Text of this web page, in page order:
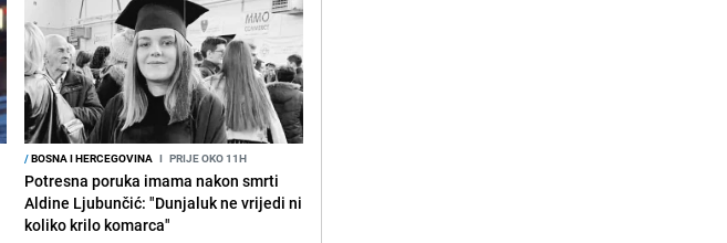
/BOSNA I HERCEGOVINA I PRIJE OKO 11H
Potresna poruka imama nakon smrti
Aldine Ljubunčić: "Dunjaluk ne vrijedi ni
koliko krilo komarca"